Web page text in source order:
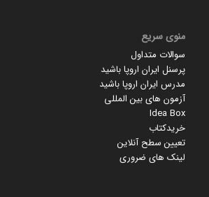
منوی سریع
سوالات متداول
پرسنل ایران اروپا باشید
مدرس ایران اروپا باشید
آزمون های بین المللی
Idea Box
خریدکتاب
تعیین سطح آنلاین
لینک های ضروری